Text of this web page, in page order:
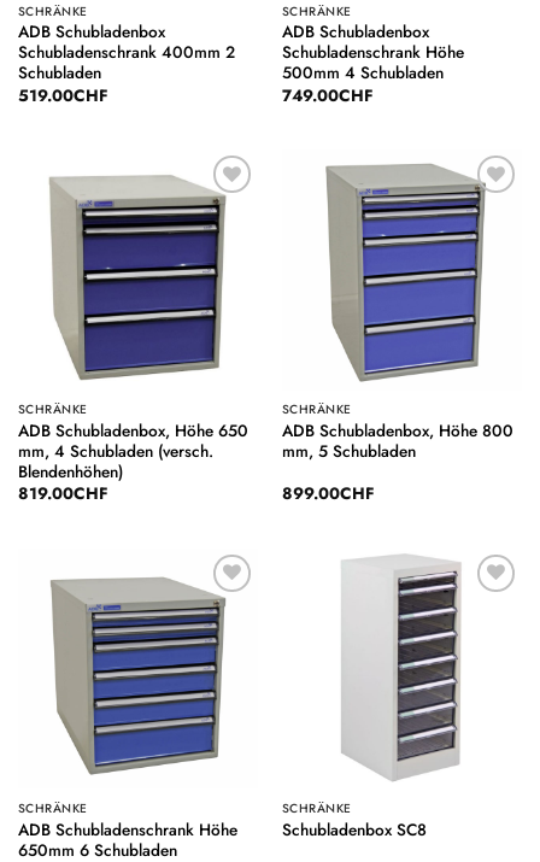
SCHRÄNKE
ADB Schubladenbox
Schubladenschrank 400mm 2
Schubladen
519.00CHF
SCHRÄNKE
ADB Schubladenbox
Schubladenschrank Höhe
500mm 4 Schubladen
749.00CHF
Auf die
Wunschliste
SCHRÄNKE
ADB Schubladenbox, Höhe 650
mm, 4 Schubladen (versch.
Blendenhöhen)
819.00CHF
Auf die
Wunschliste
SCHRÄNKE
ADB Schubladenbox, Höhe 800
mm, 5 Schubladen
899.00CHF
Auf die
Wunschliste
SCHRÄNKE
ADB Schubladenschrank Höhe
650mm 6 Schubladen
Auf die
Wunschliste
SCHRÄNKE
Schubladenbox SC8